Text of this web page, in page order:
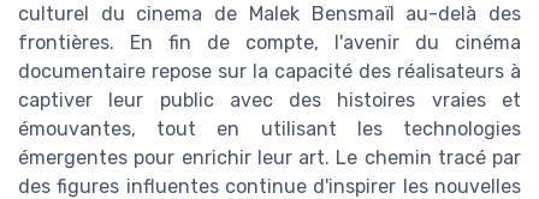
culturel du cinema de Malek Bensmaïl au-delà des
frontières. En fin de compte, l'avenir du cinéma
documentaire repose sur la capacité des réalisateurs à
captiver leur public avec des histoires vraies et
émouvantes, tout en utilisant les technologies
émergentes pour enrichir leur art. Le chemin tracé par
des figures influentes continue d'inspirer les nouvelles